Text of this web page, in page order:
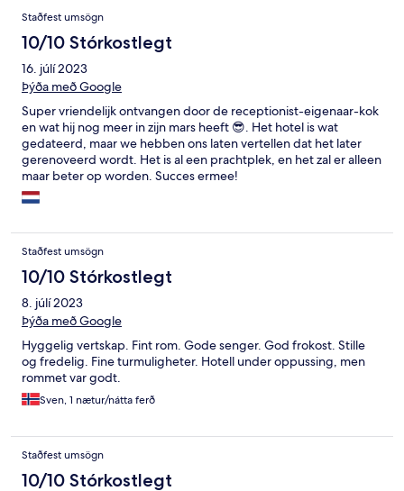
Staðfest umsögn
10/10 Stórkostlegt
16. júlí 2023
Þýða með Google
Super vriendelijk ontvangen door de receptionist-eigenaar-kok
en wat hij nog meer in zijn mars heeft 😎. Het hotel is wat
gedateerd, maar we hebben ons laten vertellen dat het later
gerenoveerd wordt. Het is al een prachtplek, en het zal er alleen
maar beter op worden. Succes ermee!
Staðfest umsögn
10/10 Stórkostlegt
8. júlí 2023
Þýða með Google
Hyggelig vertskap. Fint rom. Gode senger. God frokost. Stille
og fredelig. Fine turmuligheter. Hotell under oppussing, men
rommet var godt.
Sven, 1 nætur/nátta ferð
Staðfest umsögn
10/10 Stórkostlegt